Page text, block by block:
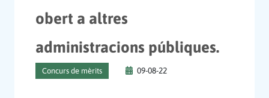
obert a altres
administracions públiques.
Concurs de mèrits 09-08-22